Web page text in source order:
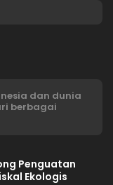
dan dunia
berbagai
Penguatan
Ekologis